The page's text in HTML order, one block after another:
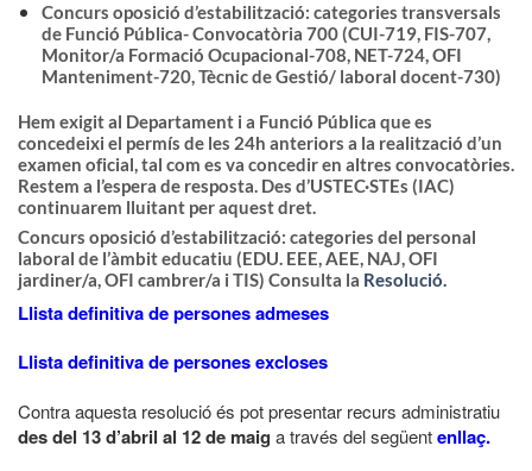
Concurs oposició d’estabilització: categories transversals
de Funció Pública- Convocatòria 700(CUI-719, FIS-707,
Monitor/a Formació Ocupacional-708, NET-724, OFI
Manteniment-720, Tècnic de Gestió/ laboral docent-730)
Hem exigit al Departament i a Funció Pública que es
concedeixi el permís de les 24h anteriors a la realització d’un
examen oficial , tal com es va concedir en altres convocatòries.
Restem a l’espera de resposta. Des d’USTEC·STEs (IAC)
continuarem lluitant per aquest dret.
Concurs oposició d’estabilització: categories del personal
laboral de l’àmbit educatiu (EDU. EEE, AEE, NAJ, OFI
jardiner/a, OFI cambrer/a i TIS) Consulta la Resolució.
Llista definitiva de persones admeses
Llista definitiva de personesexcloses
Contra aquesta resolució és pot presentar recurs administratiu
des del 13 d’abril al 12 de maig a través del següentenllaç.